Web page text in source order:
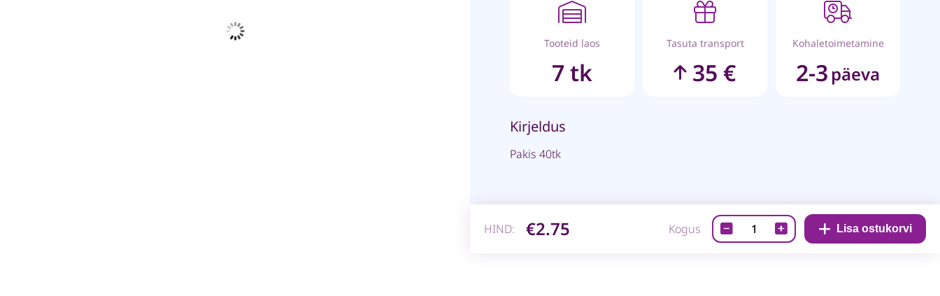
Tooteid laos
7 tk
Tasuta transport
35 €
Kohaletoimetamine
2-3 päeva
Kirjeldus
Pakis 40tk
HIND: €2.75 Kogus
Needid-
3mm,
Lisa ostukorvi